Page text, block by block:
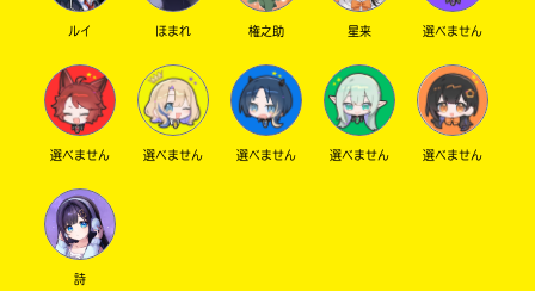
ルイ ほまれ 権之助 星来 選べません
選べません 選べません 選べません 選べません 選べません
詩